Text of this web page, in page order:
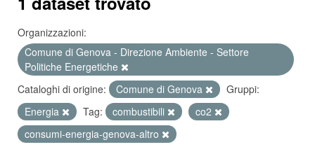
Organizzazioni:
Comune di Genova - Direzione Ambiente - Settore
Politiche Energetiche
Cataloghi di origine:
Comune di Genova
Gruppi:
Energia
Tag: combustibili
co2
consumi-energia-genova-altro